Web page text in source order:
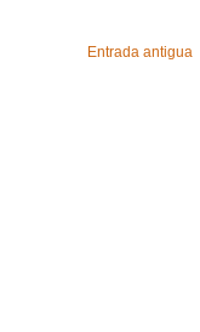
Entrada antigua